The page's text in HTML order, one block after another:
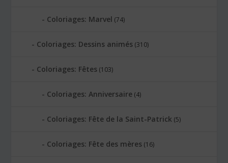
Coloriages: Marvel (74)
Coloriages: Dessins animés (310)
Coloriages: Fêtes (103)
Coloriages: Anniversaire (4)
Coloriages: Fête de la Saint-Patrick (5)
Coloriages: Fête des mères (16)